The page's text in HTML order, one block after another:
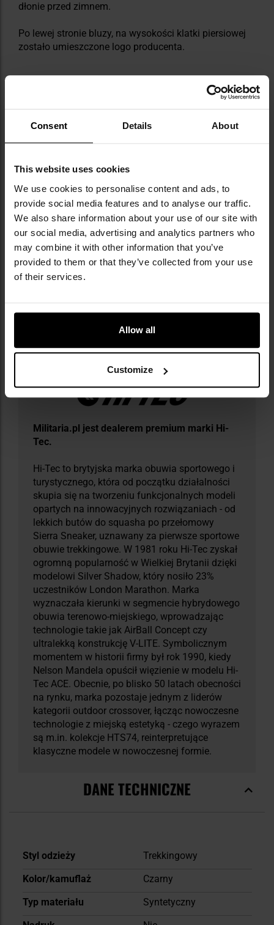
Consent Details About
This website uses cookies
We use cookies to personalise content and ads, to
provide social media features and to analyse our traffic.
We also share information about your use of our site with
our social media, advertising and analytics partners who
may combine it with other information that you’ve
provided to them or that they’ve collected from your use
of their services.
Allow all
Customize
dłonie przed zimnem.
Po lewej stronie bluzy, na wysokości klatki piersiowej
zostało umieszczone logo producenta.
wykonana z polaru o gramaturze 280 g/m2
wysoki kołnierz
przedłużany tył
jednokierunkowy zamek błyskawiczny
patka osłaniającą podbródek
elastyczna lamówka na rękawach
dwie otwarte kieszenie biodrowe
Informacja o producencie i bezpieczeństwo
Militaria.pl jest dealerem premium marki Hi-
Tec.
Hi-Tec to brytyjska marka obuwia sportowego i
turystycznego, która od początku działalności
skupia się na tworzeniu funkcjonalnych modeli
opartych na innowacyjnych rozwiązaniach - od
lekkich butów do squasha po przełomowy
Sierra Sneaker, uznawany za pierwsze sportowe
obuwie trekkingowe. W 1981 roku Hi-Tec zyskał
ogromną popularność w Wielkiej Brytanii dzięki
modelowi Silver Shadow, który nosiło 23%
uczestników London Marathon. Marka
wyznaczała kierunki w segmencie hybrydowego
obuwia terenowo-miejskiego, wprowadzając
technologie takie jak AirBall Concept czy
ultralekką konstrukcję V-LITE. Symbolicznym
momentem w historii firmy był rok 1990, kiedy
Nelson Mandela opuścił więzienie w modelu Hi-
Tec ACE. Obecnie, po blisko 50 latach obecności
na rynku, marka pozostaje jednym z liderów
kategorii outdoor crossover, łącząc nowoczesne
technologie z miejską estetyką - czego wyrazem
są m.in. kolekcje HTS74, reinterpretujące
klasyczne modele w nowoczesnej formie.
DANE TECHNICZNE
Więcej
Styl odzieży
Trekkingowy
Kolor/kamuflaż
Czarny
Typ materiału
Syntetyczny